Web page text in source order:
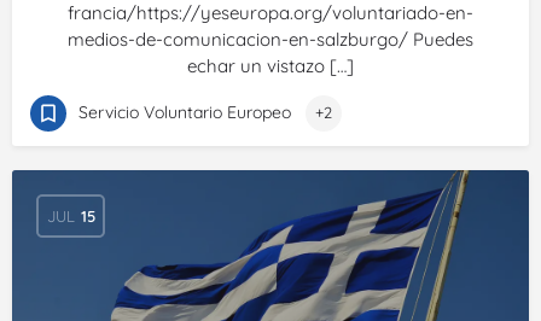
francia/https://yeseuropa.org/voluntariado-en-
medios-de-comunicacion-en-salzburgo/ Puedes
echar un vistazo […]
Servicio Voluntario Europeo +2
JUL 15